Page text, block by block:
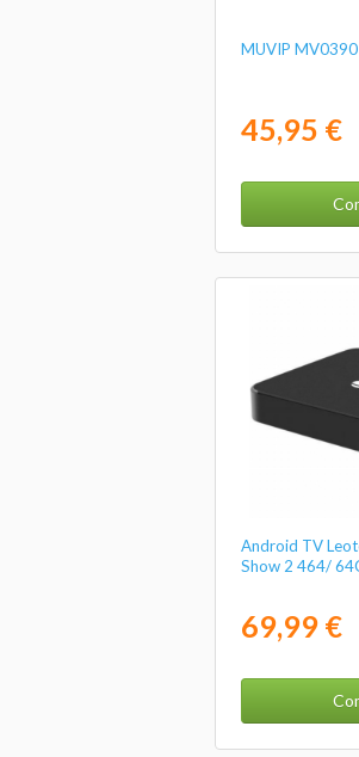
MUVIP MV0390
45,95 €
Android TV
Show 2 464/
69,99 €